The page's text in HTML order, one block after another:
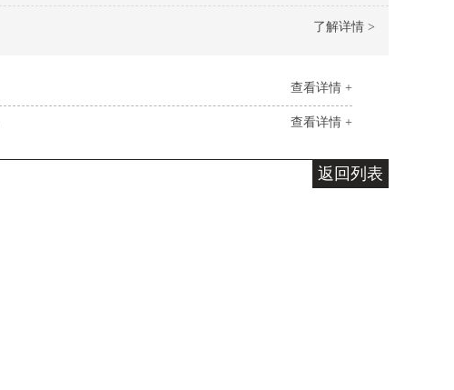
了解详情 >
查看详情 +
查看详情 +
返回列表